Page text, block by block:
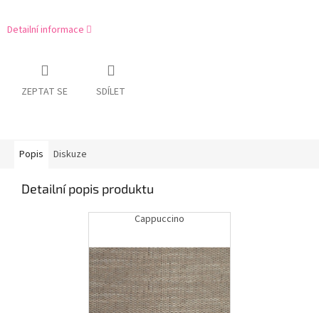
Detailní informace
ZEPTAT SE SDÍLET
Popis Diskuze
Detailní popis produktu
Cappuccino